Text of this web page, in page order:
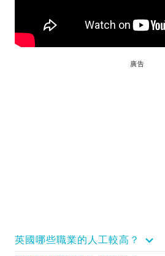
廣告
英國哪些職業的人工較高？